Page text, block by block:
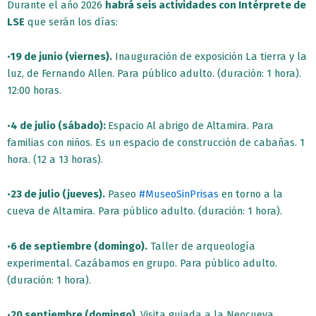
Durante el año 2026 habrá seis actividades con Intérprete de
LSE que serán los días:
•19 de junio (viernes). Inauguración de exposición La tierra y la
luz, de Fernando Allen. Para público adulto. (duración: 1 hora).
12:00 horas.
•4 de julio (sábado): Espacio Al abrigo de Altamira. Para
familias con niños. Es un espacio de construcción de cabañas. 1
hora. (12 a 13 horas).
•23 de julio (jueves). Paseo #MuseoSinPrisas en torno a la
cueva de Altamira. Para público adulto. (duración: 1 hora).
•6 de septiembre (domingo). Taller de arqueología
experimental. Cazábamos en grupo. Para público adulto.
(duración: 1 hora).